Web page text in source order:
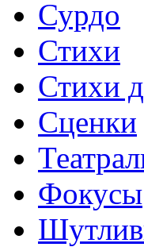
Сурдо
Стихи
Стихи
Сценки
Фокусы